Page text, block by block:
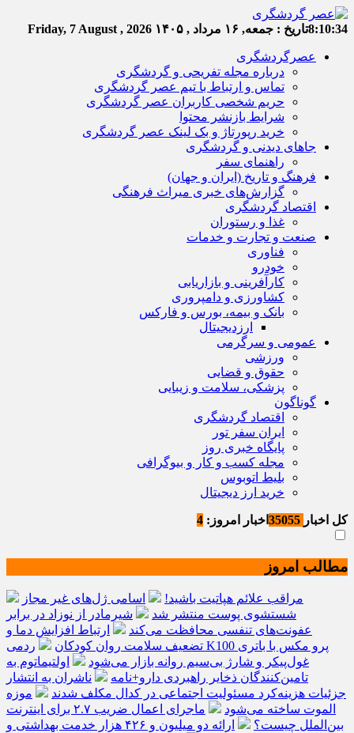
8:10:35تاریخ : جمعه, ۱۶ مرداد , ۱۴۰۵ Friday, 7 August , 2026
عصرگردشگری
درباره مجله تفریحی و گردشگری
تماس و ارتباط با تیم عصر گردشگری
حریم شخصی کاربران عصر گردشگری
شرایط بازنشر محتوا
خرید رپورتاژ و بک لینک عصر گردشگری
جاهای دیدنی و گردشگری
راهنمای سفر
فرهنگ و تاریخ (ایران و جهان)
گزارش‌های خبری میراث فرهنگی
اقتصاد گردشگری
غذا و رستوران
صنعت و تجارت و خدمات
فناوری
خودرو
کارآفرینی و بازاریابی
کشاورزی و دامپروری
بانک و بیمه، بورس و فارکس
ارزدیجیتال
عمومی و سرگرمی
ورزشی
حقوق و قضایی
پزشکی، سلامت و زیبایی
گوناگون
اقتصاد گردشگری
ایران سفر تور
پایگاه خبری روز
مجله کسب و کار و بیوگرافی
بلیط اتوبوس
خرید ارز دیجیتال
کل اخبار اخبار امروز: 4
مطالب امروز
مراقب علائم هپاتیت باشید!
اسامی ژل‌های غیر مجاز
شستشوی پوست منتشر شد
شیرمادر از نوزاد در برابر
عفونت‌های تنفسی محافظت می‌کند
ارتباط افزایش دما و
تضعیف سلامت روان کودکان
ردمی K100 پرو مکس با باتری
غول‌پیکر و شارژ بی‌سیم روانه بازار می‌شود
اولتیماتوم به
تامین‌کنندگان ذخایر راهبردی دارو+نامه
ناشران به انتشار
جزئیات هزینه‌کرد مسئولیت اجتماعی در کدال مکلف شدند
موزه
الموت ساخته می‌شود
ماجرای اعمال ضریب ۲.۷ برای اینترنت
بین‌الملل چیست؟
ارائه دو میلیون و ۴۲۶ هزار خدمت بهداشتی و